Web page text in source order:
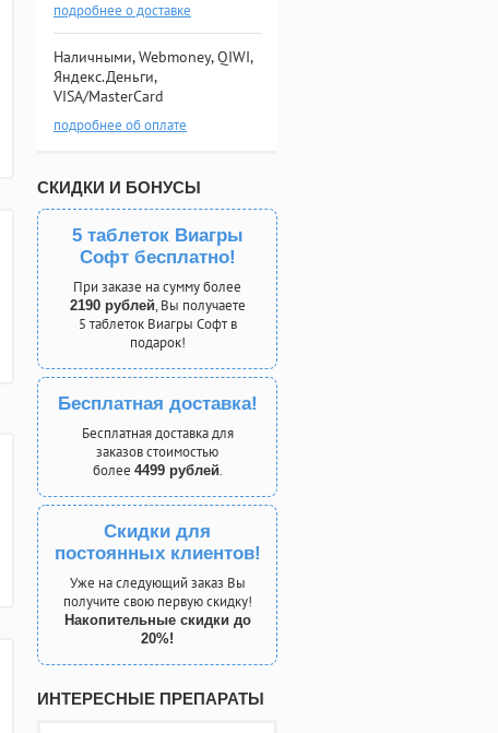
подробнее о доставке
Наличными, Webmoney, QIWI,
Яндекс.Деньги,
VISA/MasterCard
подробнее об оплате
СКИДКИ И БОНУСЫ
5 таблеток Виагры
Софт бесплатно!
При заказе на сумму более
2190 рублей, Вы получаете
5 таблеток Виагры Софт в
подарок!
Бесплатная доставка!
Бесплатная доставка для
заказов стоимостью
более 4499 рублей.
Скидки для
постоянных клиентов!
Уже на следующий заказ Вы
получите свою первую скидку!
Накопительные скидки до
20%!
ИНТЕРЕСНЫЕ ПРЕПАРАТЫ